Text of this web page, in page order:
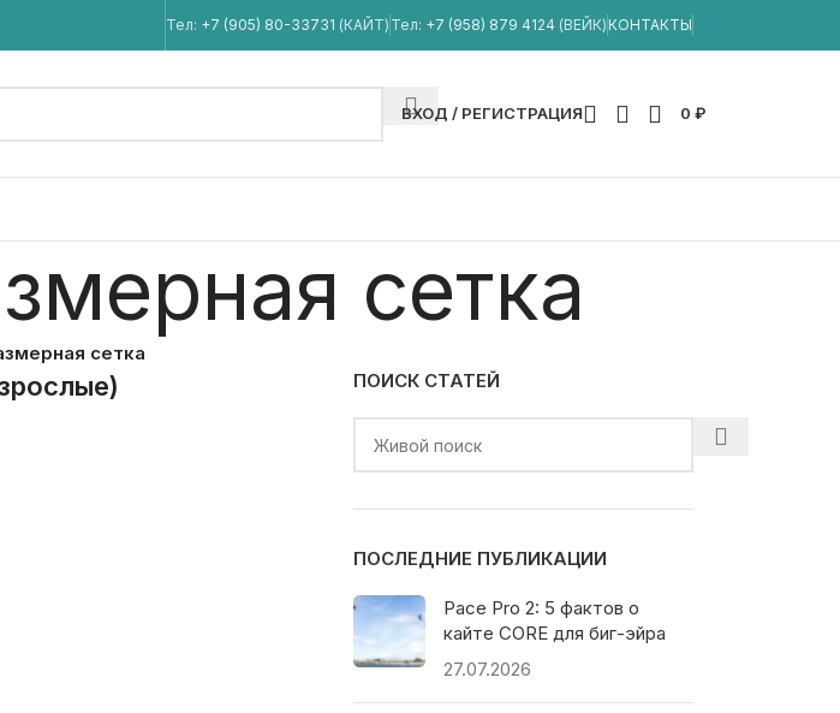
Тел: +7 (905) 80-33731 (КАЙТ) Тел: +7 (958) 879 4124 (ВЕЙК) КОНТАКТЫ
ВХОД / РЕГИСТРАЦИЯ 0 ₽
сетка
сетка
ПОИСК СТАТЕЙ
ПОСЛЕДНИЕ ПУБЛИКАЦИИ
Pace Pro 2: 5 фактов о
кайте CORE для биг-эйра
27.07.2026